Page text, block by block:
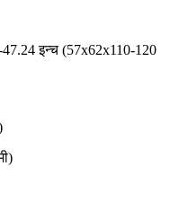
इन्च (57x62x110-120